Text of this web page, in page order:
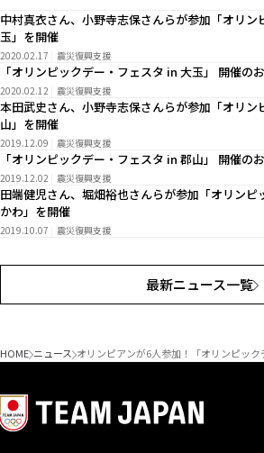
中村真衣さん、小野寺志保さんらが参加「オリ
玉」を開催
2020.02.17 震災復興支援
「オリンピックデー・フェスタ in 大玉」 開催の
2020.02.12 震災復興支援
本田武史さん、小野寺志保さんらが参加「オリ
山」を開催
2019.12.09 震災復興支援
「オリンピックデー・フェスタ in 郡山」 開催の
2019.12.02 震災復興支援
田端健児さん、堀畑裕也さんらが参加「オリンピ
かわ」を開催
2019.10.07 震災復興支援
最新ニュース一覧
HOME ニュース オリンピアンが6人参加！「オリンピッ